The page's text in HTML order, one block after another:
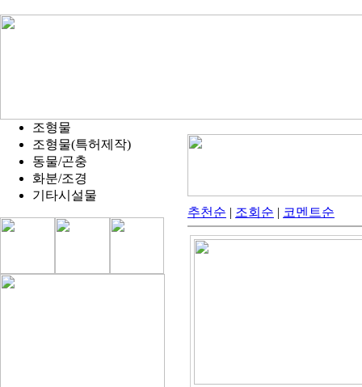
조형물
조형물(특허제작)
동물/곤충
화분/조경
기타시설물
추천순 | 조회순 | 코멘트순